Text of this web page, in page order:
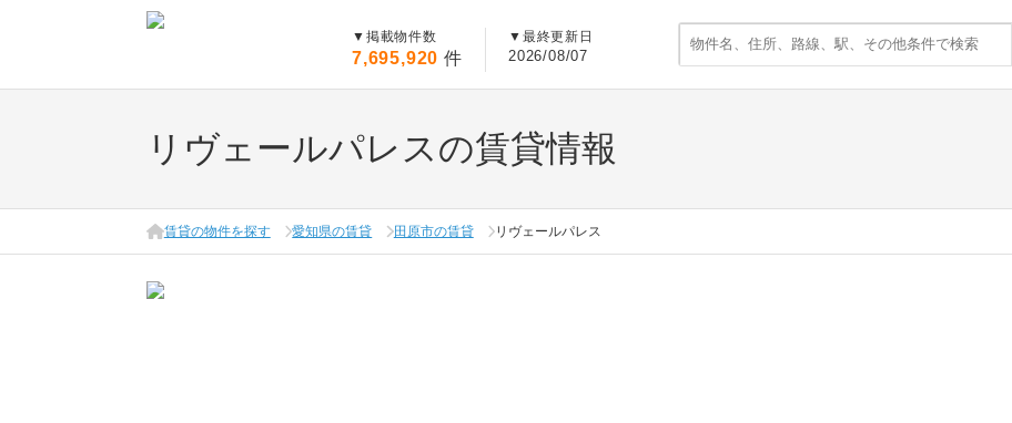
▼ 掲載物件数
7,695,920 件
▼ 最終更新日
2026/08/07
リヴェールパレスの賃貸情報
賃貸の物件を探す 愛知県の賃貸 田原市の賃貸 リヴェールパレス